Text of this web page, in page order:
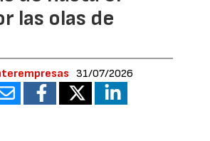
las olas de
31/07/2026